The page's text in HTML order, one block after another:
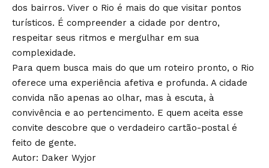
dos bairros. Viver o Rio é mais do que visitar pontos
turísticos. É compreender a cidade por dentro,
respeitar seus ritmos e mergulhar em sua
complexidade.
Para quem busca mais do que um roteiro pronto, o Rio
oferece uma experiência afetiva e profunda. A cidade
convida não apenas ao olhar, mas à escuta, à
convivência e ao pertencimento. E quem aceita esse
convite descobre que o verdadeiro cartão-postal é
feito de gente.
Autor: Daker Wyjor